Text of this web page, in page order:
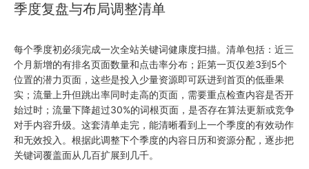
季度复盘与布局调整清单
每个季度初必须完成一次全站关键词健康度扫描。清单包括：近三
个月新增的有排名页面数量和点击率分布；距第一页仅差3到5个
位置的潜力页面，这些是投入少量资源即可跃进到首页的低垂果
实；流量上升但跳出率同时走高的页面，需要重点检查内容是否开
始过时；流量下降超过30%的词根页面，是否存在算法更新或竞争
对手内容升级。这套清单走完，能清晰看到上一个季度的有效动作
和无效投入。根据此调整下个季度的内容日历和资源分配，逐步把
关键词覆盖面从几百扩展到几千。